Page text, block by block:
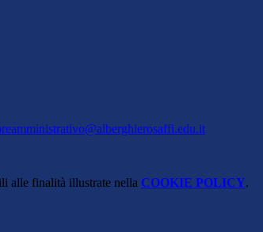
alle finalità illustrate nella COOKIE POLICY.